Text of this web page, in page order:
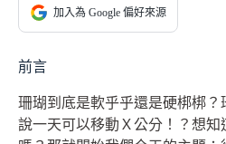
加入為 Google 偏好來源
前言
珊瑚到底是軟乎乎還是硬梆梆？
說一天可以移動Ｘ公分！？想知